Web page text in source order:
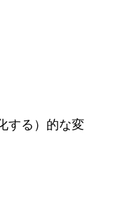
する）的な変